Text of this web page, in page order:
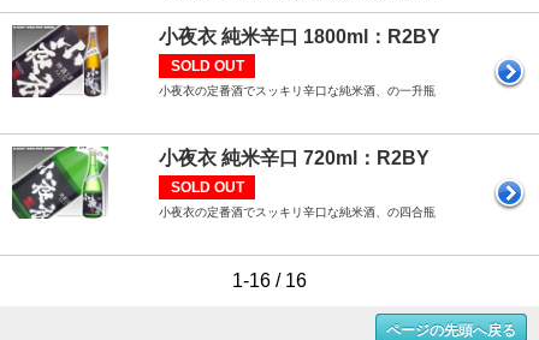
小夜衣 純米辛口 1800ml：R2BY
SOLD OUT
小夜衣の定番酒でスッキリ辛口な純米酒、の一升瓶
小夜衣 純米辛口 720ml：R2BY
SOLD OUT
小夜衣の定番酒でスッキリ辛口な純米酒、の四合瓶
1-16 / 16
ページの先頭へ戻る